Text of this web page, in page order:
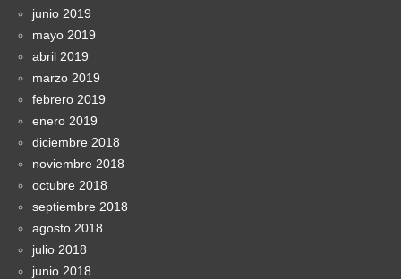
junio 2019
mayo 2019
abril 2019
marzo 2019
febrero 2019
enero 2019
diciembre 2018
noviembre 2018
octubre 2018
septiembre 2018
agosto 2018
julio 2018
junio 2018